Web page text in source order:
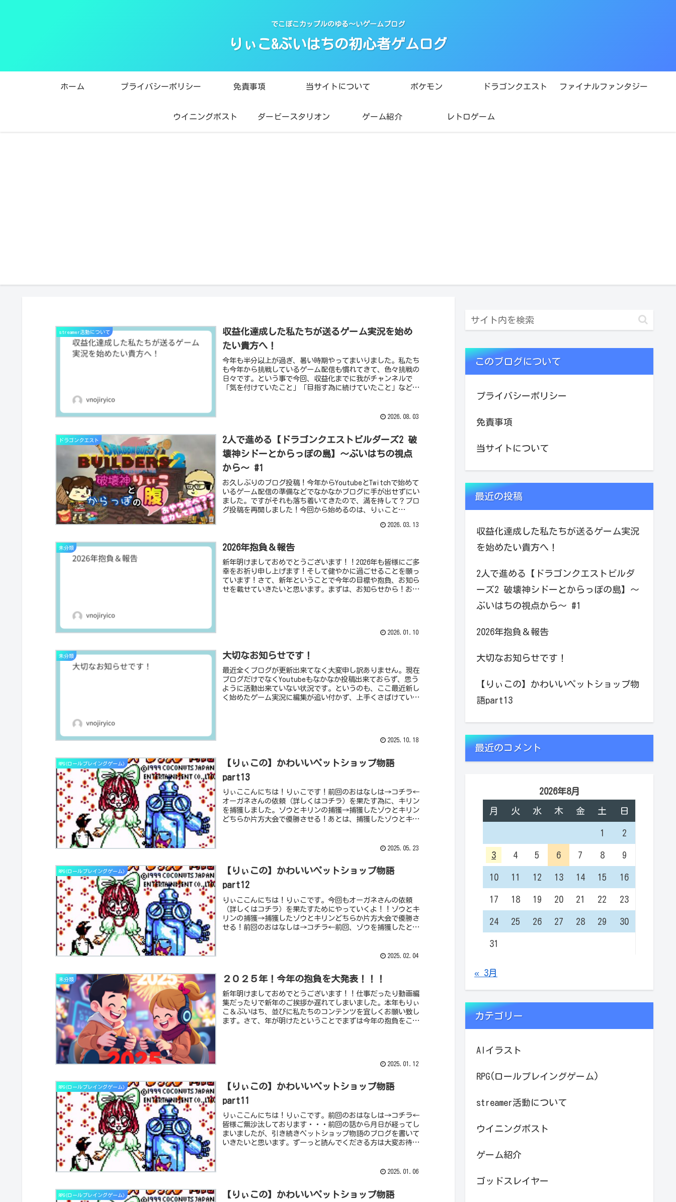
でこぼこカップルのゆる〜いゲームブログ
りぃこ&ぶいはちの初心者ゲムログ
ホーム プライバシーポリシー 免責事項 当サイトについて ポケモン ドラゴンクエスト ファイナルファンタジー
ウイニングポスト ダービースタリオン ゲーム紹介 レトロゲーム
streamer活動について
収益化達成した私たちが送るゲーム実況を始め
たい貴方へ！
今年も半分以上が過ぎ、暑い時期やってまいりました。私たち
も今年から挑戦しているゲーム配信も慣れてきて、色々挑戦の
日々です。という事で今回、収益化までに我がチャンネルで
「気を付けていたこと」「目指す為に続けていたこと」などを
2026.08.03
ドラゴンクエスト
2人で進める【ドラゴンクエストビルダーズ2 破
壊神シドーとからっぽの島】～ぶいはちの視点
から～ #1
お久しぶりのブログ投稿！今年からYoutubeとTwitchで始めて
いるゲーム配信の準備などでなかなかブログに手が出せずにい
ました。ですがそれも落ち着いてきたので、満を持して？ブロ
グ投稿を再開しました！今回から始めるのは、りぃこと
2026.03.13
未分類 2026年抱負＆報告
新年明けましておめでとうございます！！2026年も皆様にご多
幸をお祈り申し上げます！そして健やかに過ごせることを願っ
ています！さて、新年ということで今年の目標や抱負、お知ら
せを載せていきたいと思います。まずは、お知らせから！お知
2026.01.10
未分類 大切なお知らせです！
最近全くブログが更新出来てなく大変申し訳ありません。現在
ブログだけでなくYoutubeもなかなか投稿出来ておらず、思う
ように活動出来ていない状況です。というのも、ここ最近新し
く始めたゲーム実況に編集が追い付かず、上手くさばけていま
2025.10.18
RPG(ロールプレイングゲーム)
【りぃこの】かわいいペットショップ物語
part13
りぃここんにちは！りぃこです！前回のおはなしは→コチラ←
オーガネさんの依頼（詳しくはコチラ）を果たす為に、キリン
を捕獲しました。ゾウとキリンの捕獲→捕獲したゾウとキリン
どちらか片方大会で優勝させる！あとは、捕獲したゾウとキリ
2025.05.23
RPG(ロールプレイングゲーム)
【りぃこの】かわいいペットショップ物語
part12
りぃここんにちは！りぃこです。今回もオーガネさんの依頼
（詳しくはコチラ）を果たすためにやっていくよ！！ゾウとキ
リンの捕獲→捕獲したゾウとキリンどちらか片方大会で優勝さ
せる！前回のおはなしは→コチラ←前回、ゾウを捕獲したとこ
2025.02.04
未分類 ２０２５年！今年の抱負を大発表！！！
新年明けましておめでとうございます！！仕事だったり動画編
集だったりで新年のご挨拶か遅れてしまいました。本年もりぃ
こ＆ぶいはち、並びに私たちのコンテンツを宜しくお願い致し
ます。さて、年が明けたということでまずは今年の抱負をこの
2025.01.12
RPG(ロールプレイングゲーム)
【りぃこの】かわいいペットショップ物語
part11
りぃここんにちは！りぃこです。前回のおはなしは→コチラ←
皆様ご無沙汰しております・・・前回の話から月日が経ってし
まいましたが、引き続きペットショップ物語のブログを書いて
いきたいと思います。ずーっと読んでくださる方は大変お待た
2025.01.06
RPG(ロールプレイングゲーム)
【りぃこの】かわいいペットショップ物語
このブログについて
プライバシーポリシー
免責事項
当サイトについて
最近の投稿
収益化達成した私たちが送るゲーム実況
を始めたい貴方へ！
2人で進める【ドラゴンクエストビルダ
ーズ2 破壊神シドーとからっぽの島】～
ぶいはちの視点から～ #1
2026年抱負＆報告
大切なお知らせです！
【りぃこの】かわいいペットショップ物
語part13
最近のコメント
2026年8月
月 火 水 木 金 土 日
1 2
3 4 5 6 7 8 9
10 11 12 13 14 15 16
17 18 19 20 21 22 23
24 25 26 27 28 29 30
31
« 3月
カテゴリー
AIイラスト
RPG(ロールプレイングゲーム)
streamer活動について
ウイニングポスト
ゲーム紹介
ゴッドスレイヤー